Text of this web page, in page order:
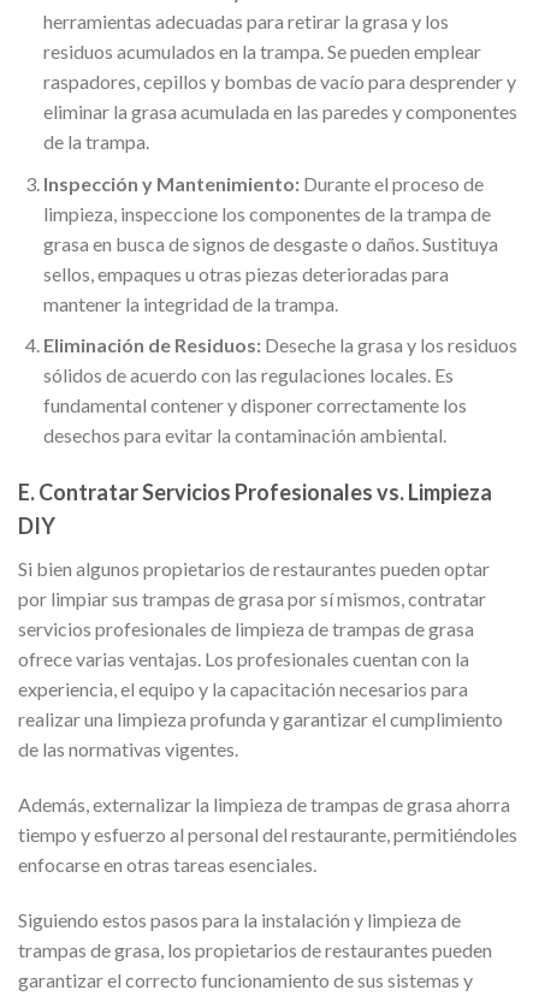
herramientas adecuadas para retirar la grasa y los
residuos acumulados en la trampa. Se pueden emplear
raspadores, cepillos y bombas de vacío para desprender y
eliminar la grasa acumulada en las paredes y componentes
de la trampa.
Inspección y Mantenimiento:Durante el proceso de
limpieza, inspeccione los componentes de la trampa de
grasa en busca de signos de desgaste o daños. Sustituya
sellos, empaques u otras piezas deterioradas para
mantener la integridad de la trampa.
Eliminación de Residuos:Deseche la grasa y los residuos
sólidos de acuerdo con las regulaciones locales. Es
fundamental contener y disponer correctamente los
desechos para evitar la contaminación ambiental.
E. Contratar Servicios Profesionales vs. Limpieza
DIY
Si bien algunos propietarios de restaurantes pueden optar
por limpiar sus trampas de grasa por sí mismos, contratar
servicios profesionales de limpieza de trampas de grasa
ofrece varias ventajas. Los profesionales cuentan con la
experiencia, el equipo y la capacitación necesarios para
realizar una limpieza profunda y garantizar el cumplimiento
de las normativas vigentes.
Además, externalizar la limpieza de trampas de grasa ahorra
tiempo y esfuerzo al personal del restaurante, permitiéndoles
enfocarse en otras tareas esenciales.
Siguiendo estos pasos para la instalación y limpieza de
trampas de grasa, los propietarios de restaurantes pueden
garantizar el correcto funcionamiento de sus sistemas y